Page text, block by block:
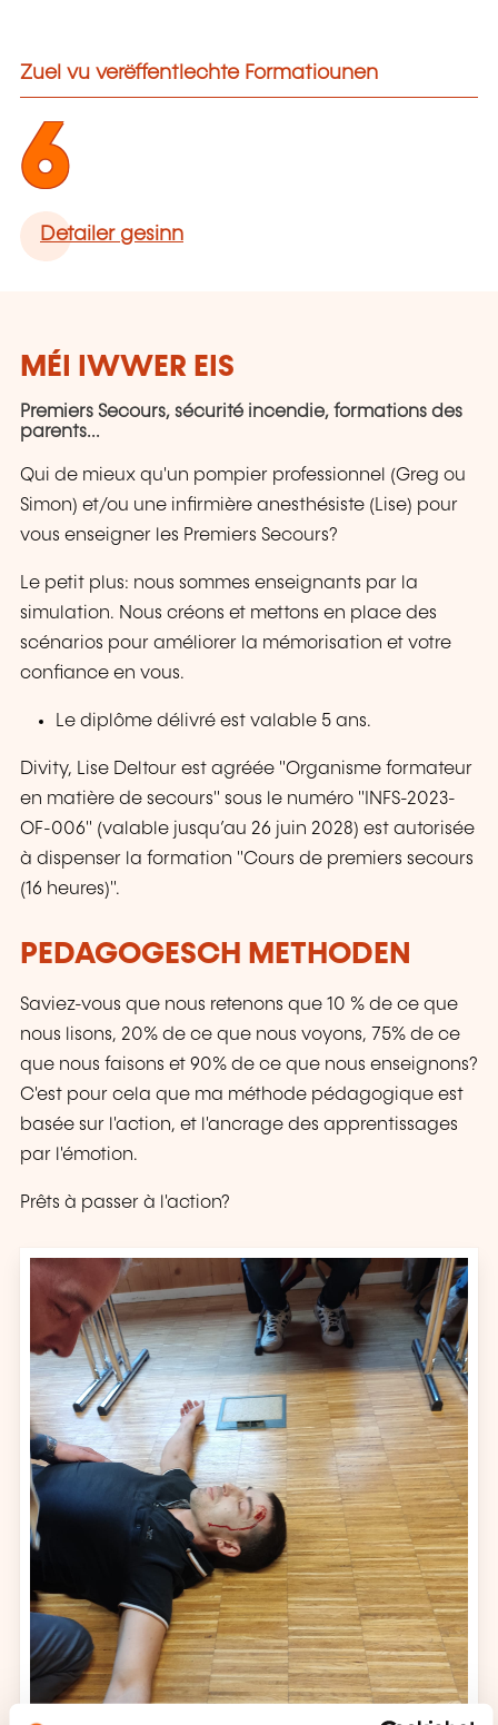
Zuel vu verëffentlechte Formatiounen
6
Detailer gesinn
MÉI IWWER EIS
Premiers Secours, sécurité incendie, formations des
parents...
Qui de mieux qu'un pompier professionnel (Greg ou
Simon) et/ou une infirmière anesthésiste (Lise) pour
vous enseigner les Premiers Secours?
Le petit plus: nous sommes enseignants par la
simulation. Nous créons et mettons en place des
scénarios pour améliorer la mémorisation et votre
confiance en vous.
Le diplôme délivré est valable 5 ans.
Divity, Lise Deltour est agréée "Organisme formateur
en matière de secours" sous le numéro "INFS-2023-
OF-006" (valable jusqu’au 26 juin 2028) est autorisée
à dispenser la formation "Cours de premiers secours
(16 heures)".
PEDAGOGESCH METHODEN
Saviez-vous que nous retenons que 10 % de ce que
nous lisons, 20% de ce que nous voyons, 75% de ce
que nous faisons et 90% de ce que nous enseignons?
C'est pour cela que ma méthode pédagogique est
basée sur l'action, et l'ancrage des apprentissages
par l'émotion.
Prêts à passer à l'action?